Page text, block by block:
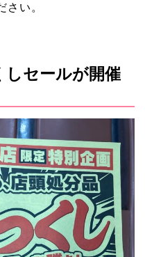
さい。
しセールが開催